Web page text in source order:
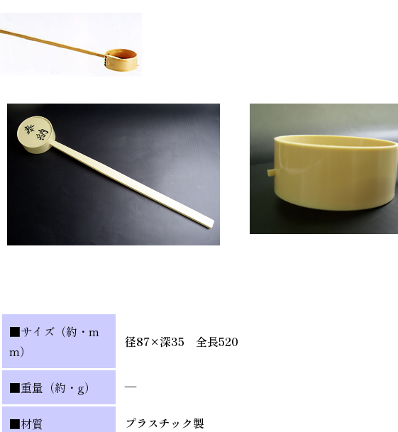
■サイズ（約・m
m）
径87×深35 全長520
■重量（約・g） —
■材質 プラスチック製